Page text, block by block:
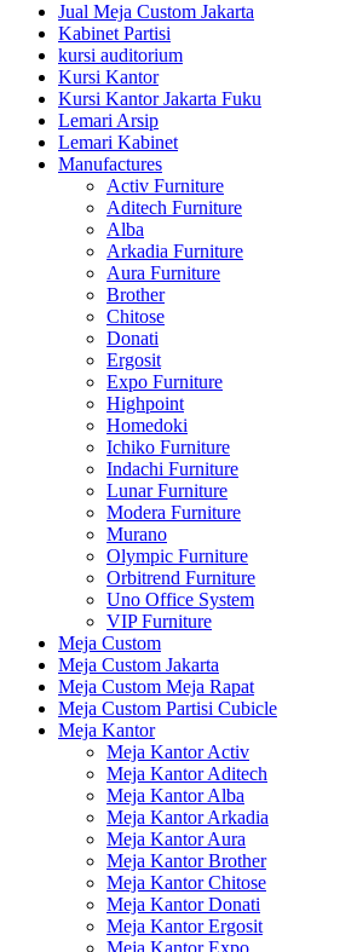
Jual Meja Custom Jakarta
Kabinet Partisi
kursi auditorium
Kursi Kantor
Kursi Kantor Jakarta Fuku
Lemari Arsip
Lemari Kabinet
Manufactures
Activ Furniture
Aditech Furniture
Alba
Arkadia Furniture
Aura Furniture
Brother
Chitose
Donati
Ergosit
Expo Furniture
Highpoint
Homedoki
Ichiko Furniture
Indachi Furniture
Lunar Furniture
Modera Furniture
Murano
Olympic Furniture
Orbitrend Furniture
Uno Office System
VIP Furniture
Meja Custom
Meja Custom Jakarta
Meja Custom Meja Rapat
Meja Custom Partisi Cubicle
Meja Kantor
Meja Kantor Activ
Meja Kantor Aditech
Meja Kantor Alba
Meja Kantor Arkadia
Meja Kantor Aura
Meja Kantor Brother
Meja Kantor Chitose
Meja Kantor Donati
Meja Kantor Ergosit
Meja Kantor Expo